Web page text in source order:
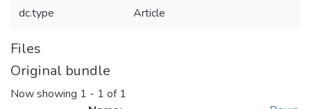
dc.type Article
Files
Original bundle
Now showing 1 - 1 of 1